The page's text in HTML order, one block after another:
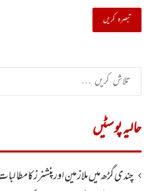
حالیہ پوسٹیں
چندی گڑھ میں ملازمین اور پنشنرز کا